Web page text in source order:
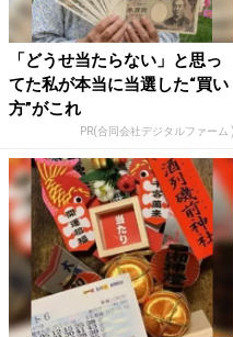
「どうせ当たらない」と思っ
てた私が本当に当選した“買い
方”がこれ
PR(合同会社デジタルファーム )